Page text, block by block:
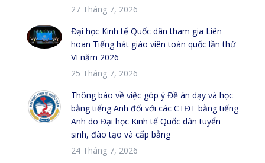
27 Tháng 7, 2026
Đại học Kinh tế Quốc dân tham gia Liên
hoan Tiếng hát giáo viên toàn quốc lần thứ
VI năm 2026
25 Tháng 7, 2026
Thông báo về việc góp ý Đề án dạy và học
bằng tiếng Anh đối với các CTĐT bằng tiếng
Anh do Đại học Kinh tế Quốc dân tuyển
sinh, đào tạo và cấp bằng
24 Tháng 7, 2026